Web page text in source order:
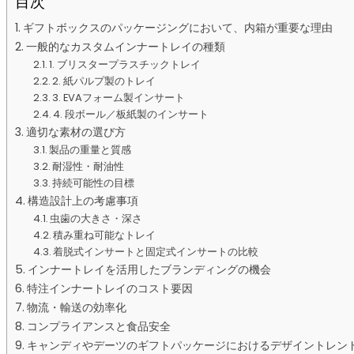
ギフトボックスのパッケージングにおいて、内箱が重要な理由
一般的なカスタムインナートレイの種類
1. ブリスタープラスチックトレイ
2. 紙パルプ製のトレイ
3. EVAフォーム製インサート
4. 段ボール／板紙製のインサート
適切な素材の選び方
製品の重量と質感
耐湿性・耐油性
持続可能性の目標
構造設計上の考慮事項
虫歯の大きさ・深さ
積み重ね可能なトレイ
着脱式インサートと固定式インサートの比較
インナートレイを活用したブランディングの機会
特注インナートレイのコスト要因
物流・輸送の効率化
コンプライアンスと食品安全
キャンディやデーツのギフトパッケージにおけるデザイントレン